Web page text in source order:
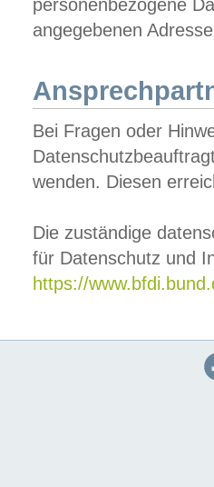
personenbezogene
angegebenen
Bei Fragen oder
wenden. Diesen
Die zuständige
für Datenschutz und
https://